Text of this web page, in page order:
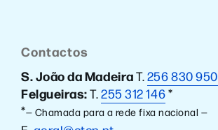
Contactos
S. João da MadeiraT.256 830 950
Felgueiras:T.255 312 146*
*— Chamada para a rede fixa nacional —